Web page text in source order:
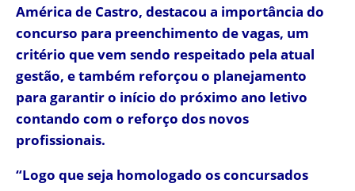
América de Castro, destacou a importância do
concurso para preenchimento de vagas, um
critério que vem sendo respeitado pela atual
gestão, e também reforçou o planejamento
para garantir o início do próximo ano letivo
contando com o reforço dos novos
profissionais.
“Logo que seja homologado os concursados